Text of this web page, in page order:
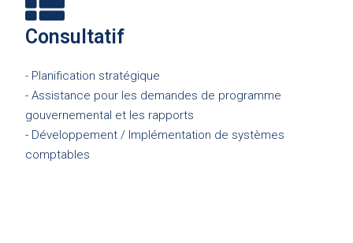
Consultatif
- Planification stratégique
- Assistance pour les demandes de programme
gouvernemental et les rapports
- Développement / Implémentation de systèmes
comptables